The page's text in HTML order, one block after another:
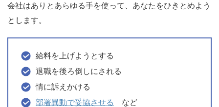
会社はありとあらゆる手を使って、あなたをひきとめよう
とします。
給料を上げようとする
退職を後ろ倒しにされる
情に訴えかける
部署異動で妥協させる
など